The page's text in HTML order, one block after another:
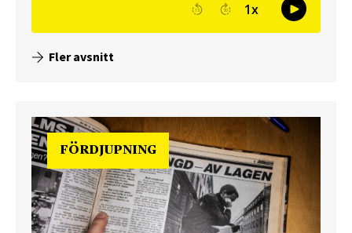
Fler avsnitt
FÖRDJUPNING